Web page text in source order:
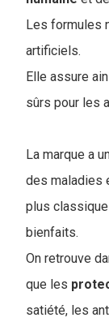
Les formules
artificiels.
Elle assure
sûrs pour les
La marque a
des maladies
plus
bienfaits.
On retrouve
que les
satiété, les